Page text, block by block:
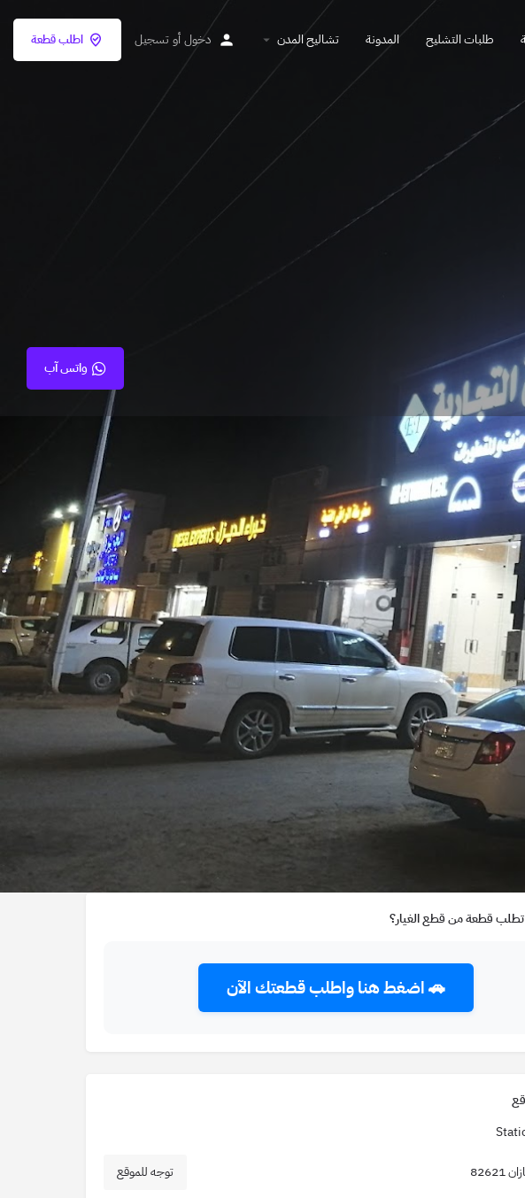
طلبات التشليح المدونة تشاليح المدن دخولأوتسجيل اطلب قطعة
واتس آب
0
اترك تقييمك مشاركه
ساعات العمل اليوم: 8:00 ص - 6:00 م
جازان
الإجتماعي
قطعة من قطع الغيار؟
🚗 اضغط هنا واطلب قطعتك الآن
توجه للموقع